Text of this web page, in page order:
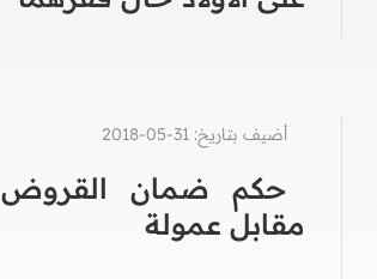
أضيف بتاريخ: 31-05-2018
حكم ضمان القروض
مقابل عمولة